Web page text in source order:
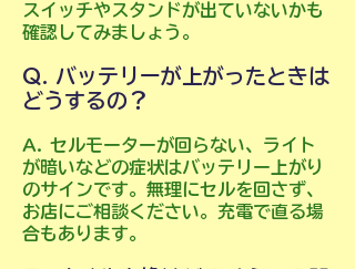
スイッチやスタンドが出ていないかも
確認してみましょう。
Q. バッテリーが上がったときは
どうするの？
A. セルモーターが回らない、ライト
が暗いなどの症状はバッテリー上がり
のサインです。 無理にセルを回さず、
お店にご相談ください。充電で直る場
合もあります。